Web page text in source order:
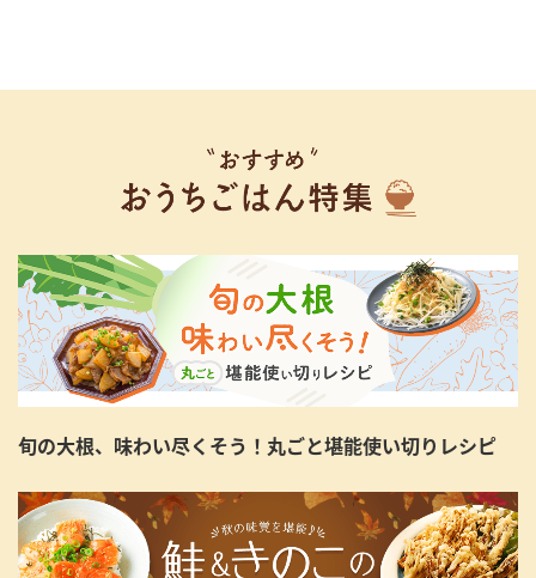
旬の大根、味わい尽くそう！丸ごと堪能使い切りレシピ